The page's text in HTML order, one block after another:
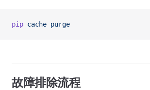
pip cache purge
故障排除流程